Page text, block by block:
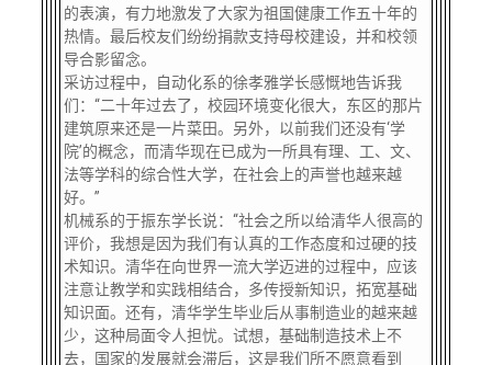
的表演，有力地激发了大家为祖国健康工作五十年的
热情。最后校友们纷纷捐款支持母校建设，并和校领
导合影留念。
采访过程中，自动化系的徐孝雅学长感慨地告诉我
们：“二十年过去了，校园环境变化很大，东区的那片
建筑原来还是一片菜田。另外，以前我们还没有‘学
院’的概念，而清华现在已成为一所具有理、工、文、
法等学科的综合性大学，在社会上的声誉也越来越
好。”
机械系的于振东学长说：“社会之所以给清华人很高的
评价，我想是因为我们有认真的工作态度和过硬的技
术知识。清华在向世界一流大学迈进的过程中，应该
注意让教学和实践相结合，多传授新知识，拓宽基础
知识面。还有，清华学生毕业后从事制造业的越来越
少，这种局面令人担忧。试想，基础制造技术上不
去，国家的发展就会滞后，这是我们所不愿意看到